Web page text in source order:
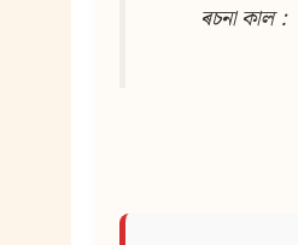
ৰচনা কাল :